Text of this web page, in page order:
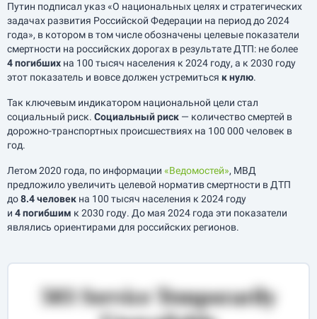
Путин подписал указ «О национальных целях и стратегических
задачах развития Российской Федерации на период до 2024
года», в котором в том числе обозначены целевые показатели
смертности на российских дорогах в результате ДТП: не более
4 погибших на 100 тысяч населения к 2024 году, а к 2030 году
этот показатель и вовсе должен устремиться к нулю.
Так ключевым индикатором национальной цели стал
социальный риск. Социальный риск — количество смертей в
дорожно-транспортных происшествиях на 100 000 человек в
год.
Летом 2020 года, по информации «Ведомостей», МВД
предложило увеличить целевой норматив смертности в ДТП
до8.4 человек на 100 тысяч населения к 2024 году
и 4 погибшим к 2030 году. До мая 2024 года эти показатели
являлись ориентирами для российских регионов.